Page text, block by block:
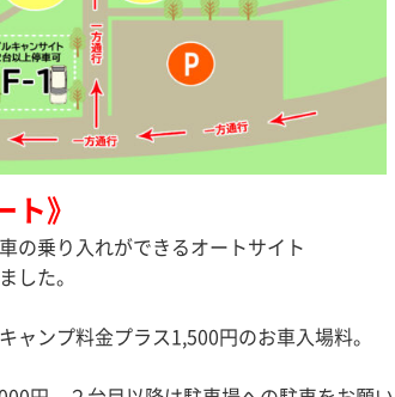
》
の乗り入れができるオートサイト
した。
ャンプ料金プラス1,500円のお車入場料。